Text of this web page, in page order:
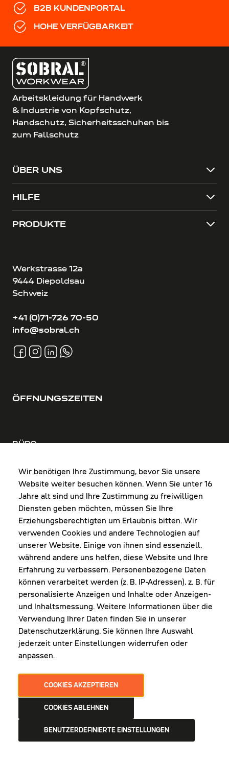
Wir benötigen Ihre Zustimmung, bevor Sie unsere
Website weiter besuchen können. Wenn Sie unter 16
Jahre alt sind und Ihre Zustimmung zu freiwilligen
Diensten geben möchten, müssen Sie Ihre
Erziehungsberechtigten um Erlaubnis bitten. Wir
verwenden Cookies und andere Technologien auf
unserer Website. Einige von ihnen sind essenziell,
während andere uns helfen, diese Website und Ihre
Erfahrung zu verbessern. Personenbezogene Daten
können verarbeitet werden (z. B. IP-Adressen), z. B. für
personalisierte Anzeigen und Inhalte oder Anzeigen-
und Inhaltsmessung. Weitere Informationen über die
Verwendung Ihrer Daten finden Sie in unserer
Datenschutzerklärung. Sie können Ihre Auswahl
jederzeit unter Einstellungen widerrufen oder
anpassen.
COOKIES AKZEPTIEREN
COOKIES ABLEHNEN
BENUTZERDEFINIERTE EINSTELLUNGEN
B2B KUNDENPORTAL
HOHE VERFÜGBARKEIT
Arbeitskleidung für Handwerk
& Industrie von Kopfschutz,
Handschutz, Sicherheitsschuhen bis
zum Fallschutz
ÜBER UNS
HILFE
PRODUKTE
Werkstrasse 12a
9444 Diepoldsau
Schweiz
+41 (0)71-726 70-50
info@sobral.ch
ÖFFNUNGSZEITEN
BÜRO
FR: 8:00-12:00 & 13:00-16:00 Uhr
Shop Diepoldsau
MO-Do: 8:00-12:00 & 13:00-17:30 Uhr
Fr: 8:00-16:00 Uhr
1. Samstag im Monat: 9:00-16:00 Uhr
NEWSLETTER
Erhalte Infos zu aktueller Arbeitskleidung für
deine Firma und unseren Service
AGB DATENSCHUTZ IMPRESSUM